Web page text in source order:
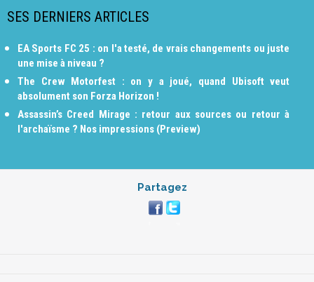
SES DERNIERS ARTICLES
EA Sports FC 25 : on l'a testé, de vrais changements ou juste
une mise à niveau ?
The Crew Motorfest : on y a joué, quand Ubisoft veut
absolument son Forza Horizon !
Assassin’s Creed Mirage : retour aux sources ou retour à
l'archaïsme ? Nos impressions (Preview)
Partagez